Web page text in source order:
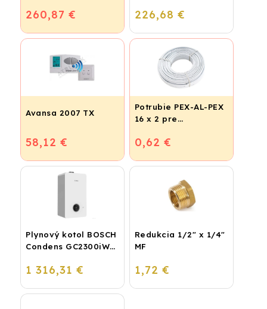
260,87 € 226,68 €
Avansa 2007 TX
58,12 €
Potrubie PEX-AL-PEX
16 x 2 pre
podlahové kúrenie a
0,62 €
Plynový kotol BOSCH
Condens GC2300iW
kondenzačný
1 316,31 €
Redukcia 1/2" x 1/4"
MF
1,72 €